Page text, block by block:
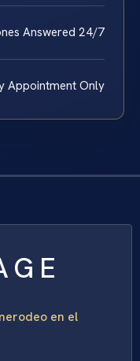
Answered 24/7
Appointment Only
en el